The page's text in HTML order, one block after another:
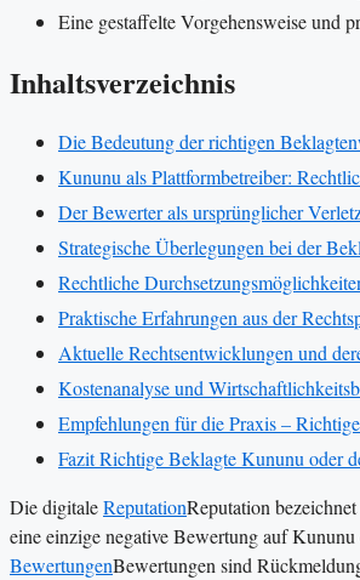
Eine gestaffelte Vorgehensweise und
Inhaltsverzeichnis
Die Bedeutung der richtigen
Kununu als Plattformbetreiber:
Der Bewerter als ursprünglicher
Strategische Überlegungen bei der
Rechtliche
Praktische Erfahrungen aus der
Aktuelle Rechtsentwicklungen und
Kostenanalyse und
Empfehlungen für die Praxis –
Fazit Richtige Beklagte Kununu oder
Die digitaleReputationReputation
eine einzige negative Bewertung auf
BewertungenBewertungen sind